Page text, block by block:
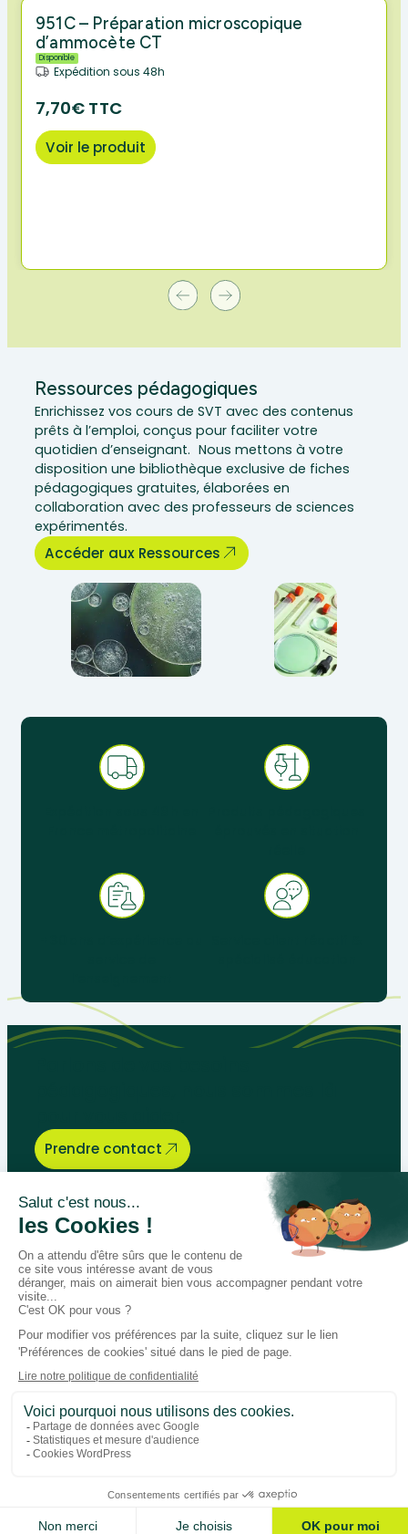
951C – Préparation microscopique
d’ammocète CT
Disponible
Expédition sous 48h
7,70€ TTC
Voir le produit
Ressources pédagogiques
Enrichissez vos cours de SVT avec des contenus
prêts à l’emploi, conçus pour faciliter votre
quotidien d’enseignant. Nous mettons à votre
disposition une bibliothèque exclusive de fiches
pédagogiques gratuites, élaborées en
collaboration avec des professeurs de sciences
expérimentés.
Accéder aux Ressources
Ajouter au panier
Prendre contact
Bégénat
Niveau d’enseignement
Actualités
Politique de retour
Paiement 100% sécurisé
Suivez-nous sur les réseaux
FacebookInstagram
Données personnelles